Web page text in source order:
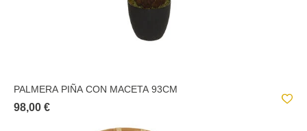
PALMERA PIÑA CON MACETA 93CM
98,00 €